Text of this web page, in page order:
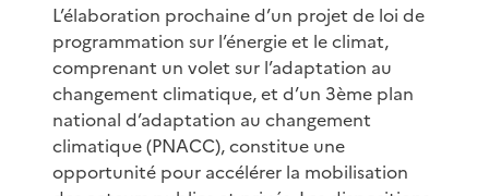
L’élaboration prochaine d’un projet de loi de
programmation sur l’énergie et le climat,
comprenant un volet sur l’adaptation au
changement climatique, et d’un 3ème plan
national d’adaptation au changement
climatique (PNACC), constitue une
opportunité pour accélérer la mobilisation